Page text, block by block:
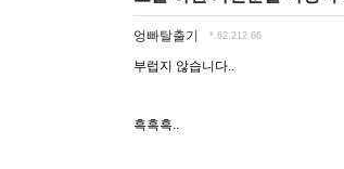
엉빠탈출기 *.62.212.66
부럽지 않습니다..
흑흑흑..